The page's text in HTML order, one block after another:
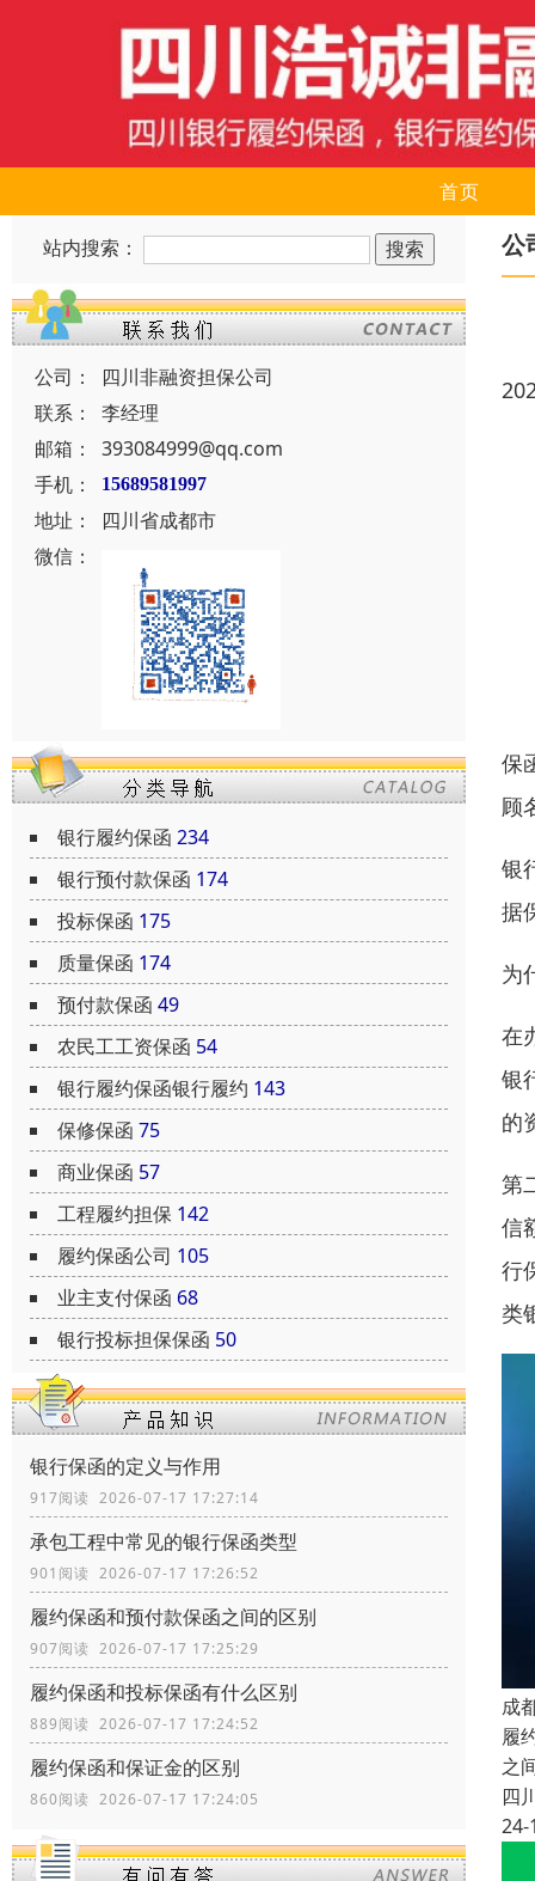
首页
站内搜索：
公司：
四川非融资担保公司
联系：
李经理
邮箱：
393084999@qq.com
手机：
15689581997
地址：
四川省成都市
微信：
银行履约保函 234
银行预付款保函 174
投标保函 175
质量保函 174
预付款保函 49
农民工工资保函 54
银行履约保函银行履约 143
保修保函 75
商业保函 57
工程履约担保 142
履约保函公司 105
业主支付保函 68
银行投标担保保函 50
银行保函的定义与作用
917阅读 2026-07-17 17:27:14
承包工程中常见的银行保函类型
901阅读 2026-07-17 17:26:52
履约保函和预付款保函之间的区别
907阅读 2026-07-17 17:25:29
履约保函和投标保函有什么区别
889阅读 2026-07-17 17:24:52
履约保函和保证金的区别
860阅读 2026-07-17 17:24:05
公
保
顾
银
据
为
在
银
的
第
信
行
类
成
履
之
四
24-